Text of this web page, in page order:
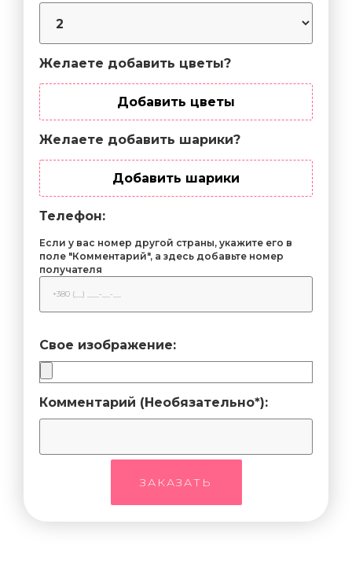
Желаете добавить цветы?
Добавить цветы
Желаете добавить шарики?
Добавить шарики
Телефон:
Если у вас номер другой страны, укажите его в
поле "Комментарий", а здесь добавьте номер
получателя
Свое изображение:
Комментарий (Необязательно*):